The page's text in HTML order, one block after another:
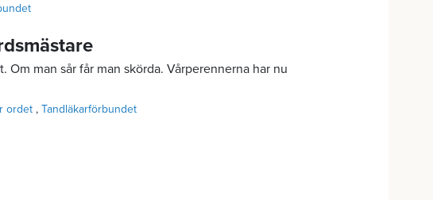
Om man sår får man skörda. Vårperennerna har nu
ordet Tandläkarförbundet